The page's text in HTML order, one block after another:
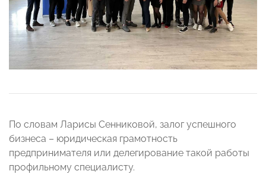
По словам Ларисы Сенниковой, залог успешного
бизнеса – юридическая грамотность
предпринимателя или делегирование такой работы
профильному специалисту.